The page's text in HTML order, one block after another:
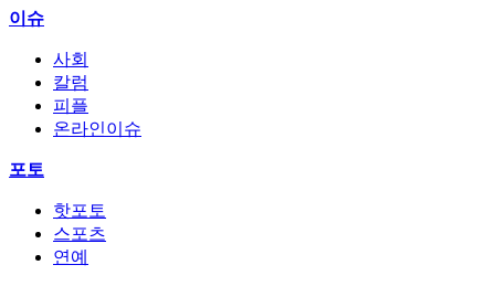
이슈
사회
칼럼
피플
온라인이슈
포토
핫포토
스포츠
연예